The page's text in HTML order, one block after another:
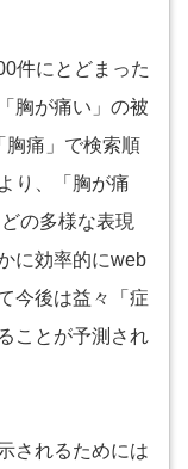
件にとどまった
胸が痛い」の被
胸痛」で検索順
り、「胸が痛
の多様な表現
に効率的にweb
今後は益々「症
ことが予測され
されるためには